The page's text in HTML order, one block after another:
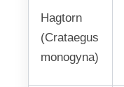
Hagtorn
(Crataegus
monogyna)